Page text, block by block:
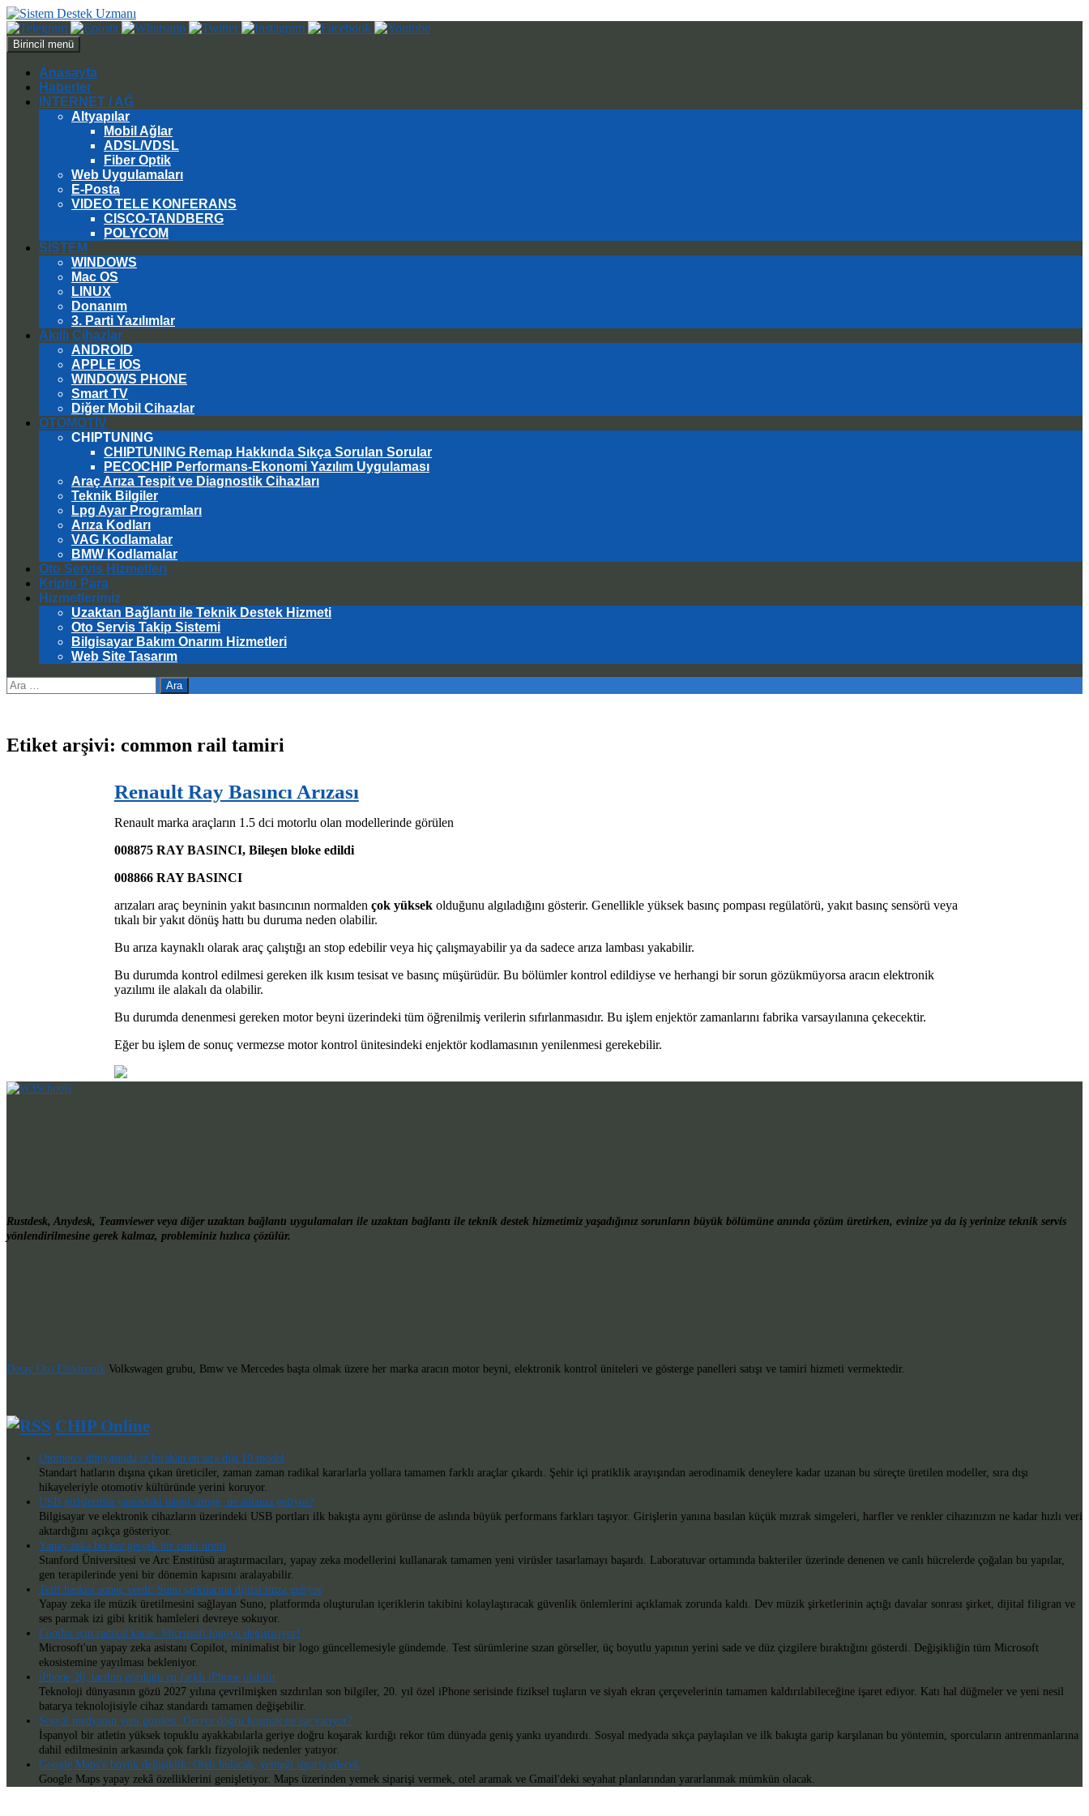
Ara
Birincil menü
atla
Anasayfa
Haberler
INTERNET / AĞ
Altyapılar
Mobil Ağlar
ADSL/VDSL
Fiber Optik
Web Uygulamaları
E-Posta
VIDEO TELE KONFERANS
CISCO-TANDBERG
POLYCOM
SİSTEM
WINDOWS
Mac OS
LINUX
Donanım
3. Parti Yazılımlar
Akıllı Cihazlar
ANDROID
APPLE IOS
WINDOWS PHONE
Smart TV
Diğer Mobil Cihazlar
OTOMOTİV
CHIPTUNING
CHIPTUNING Remap Hakkında Sıkça Sorulan Sorular
PECOCHIP Performans-Ekonomi Yazılım Uygulaması
Araç Arıza Tespit ve Diagnostik Cihazları
Teknik Bilgiler
Lpg Ayar Programları
Arıza Kodları
VAG Kodlamalar
BMW Kodlamalar
Oto Servis Hizmetleri
Kripto Para
Hizmetlerimiz
Uzaktan Bağlantı ile Teknik Destek Hizmeti
Oto Servis Takip Sistemi
Bilgisayar Bakım Onarım Hizmetleri
Web Site Tasarım
Arama:
Etiket arşivi: common rail tamiri
Renault Ray Basıncı Arızası
Renault marka araçların 1.5 dci motorlu olan modellerinde görülen
008875 RAY BASINCI, Bileşen bloke edildi
008866 RAY BASINCI
arızaları araç beyninin yakıt basıncının normalden çok yüksekolduğunu algıladığını gösterir. Genellikle yüksek basınç pompası regülatörü, yakıt basınç sensörü veya
tıkalı bir yakıt dönüş hattı bu duruma neden olabilir.
Bu arıza kaynaklı olarak araç çalıştığı an stop edebilir veya hiç çalışmayabilir ya da sadece arıza lambası yakabilir.
Bu durumda kontrol edilmesi gereken ilk kısım tesisat ve basınç müşürüdür. Bu bölümler kontrol edildiyse ve herhangi bir sorun gözükmüyorsa aracın elektronik
yazılımı ile alakalı da olabilir.
Bu durumda denenmesi gereken motor beyni üzerindeki tüm öğrenilmiş verilerin sıfırlanmasıdır. Bu işlem enjektör zamanlarını fabrika varsayılanına çekecektir.
Eğer bu işlem de sonuç vermezse motor kontrol ünitesindeki enjektör kodlamasının yenilenmesi gerekebilir.
Rustdesk, Anydesk, Teamviewer veya diğer uzaktan bağlantı uygulamaları ile uzaktan bağlantı ile teknik destek hizmetimiz yaşadığınız sorunların büyük bölümüne anında çözüm üretirken, evinize ya da iş yerinize teknik servis
yönlendirilmesine gerek kalmaz, probleminiz hızlıca çözülür.
Detay Oto Elektronik Volkswagen grubu, Bmw ve Mercedes başta olmak üzere her marka aracın motor beyni, elektronik kontrol üniteleri ve gösterge panelleri satışı ve tamiri hizmeti vermektedir.
CHIP Online
Otomotiv dünyasında iz bırakan en sıra dışı 10 model
Standart hatların dışına çıkan üreticiler, zaman zaman radikal kararlarla yollara tamamen farklı araçlar çıkardı. Şehir içi pratiklik arayışından aerodinamik deneylere kadar uzanan bu süreçte üretilen modeller, sıra dışı
hikayeleriyle otomotiv kültüründe yerini koruyor.
USB girişlerinin yanındaki hangi simge, ne anlama geliyor?
Bilgisayar ve elektronik cihazların üzerindeki USB portları ilk bakışta aynı görünse de aslında büyük performans farkları taşıyor. Girişlerin yanına basılan küçük mızrak simgeleri, harfler ve renkler cihazınızın ne kadar hızlı veri
aktardığını açıkça gösteriyor.
Yapay zeka bu kez gerçek bir canlı üretti
Stanford Üniversitesi ve Arc Enstitüsü araştırmacıları, yapay zeka modellerini kullanarak tamamen yeni virüsler tasarlamayı başardı. Laboratuvar ortamında bakteriler üzerinde denenen ve canlı hücrelerde çoğalan bu yapılar,
gen terapilerinde yeni bir dönemin kapısını aralayabilir.
Telif baskısı sonuç verdi: Suno şarkılarına dijital imza geliyor
Yapay zeka ile müzik üretilmesini sağlayan Suno, platformda oluşturulan içeriklerin takibini kolaylaştıracak güvenlik önlemlerini açıklamak zorunda kaldı. Dev müzik şirketlerinin açtığı davalar sonrası şirket, dijital filigran ve
ses parmak izi gibi kritik hamleleri devreye sokuyor.
Copilot için radikal karar: Microsoft logoyu değiştiriyor!
Microsoft'un yapay zeka asistanı Copilot, minimalist bir logo güncellemesiyle gündemde. Test sürümlerine sızan görseller, üç boyutlu yapının yerini sade ve düz çizgilere bıraktığını gösterdi. Değişikliğin tüm Microsoft
ekosistemine yayılması bekleniyor.
iPhone 20, tarihin gördüğü en farklı iPhone olabilir
Teknoloji dünyasının gözü 2027 yılına çevrilmişken sızdırılan son bilgiler, 20. yıl özel iPhone serisinde fiziksel tuşların ve siyah ekran çerçevelerinin tamamen kaldırılabileceğine işaret ediyor. Katı hal düğmeler ve yeni nesil
batarya teknolojisiyle cihaz standardı tamamen değişebilir.
Sosyal medyanın yeni gözdesi: Geriye doğru koşmak ne işe yarıyor?
İspanyol bir atletin yüksek topuklu ayakkabılarla geriye doğru koşarak kırdığı rekor tüm dünyada geniş yankı uyandırdı. Sosyal medyada sıkça paylaşılan ve ilk bakışta garip karşılanan bu yöntemin, sporcuların antrenmanlarına
dahil edilmesinin arkasında çok farklı fizyolojik nedenler yatıyor.
Google Maps'e büyük değişiklik: Oteli bulacak, yemeği sipariş edecek
Google Maps yapay zekâ özelliklerini genişletiyor. Maps üzerinden yemek siparişi vermek, otel aramak ve Gmail'deki seyahat planlarından yararlanmak mümkün olacak.